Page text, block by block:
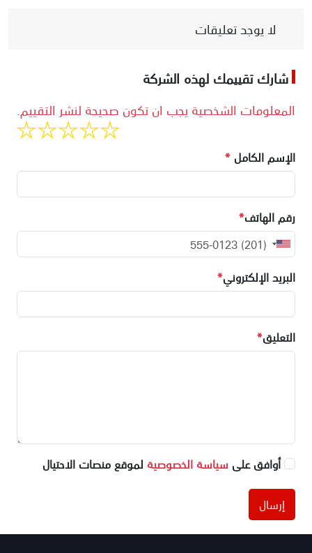
لا يوجد تعليقات
شارك تقييمك لهذه الشركة
المعلومات الشخصية يجب ان تكون صحيحة لنشر التقييم.
الإسم الكامل *
رقم الهاتف*
البريد الإلكتروني*
التعليق*
أوافق على سياسة الخصوصية لموقع منصات الاحتيال
إرسال